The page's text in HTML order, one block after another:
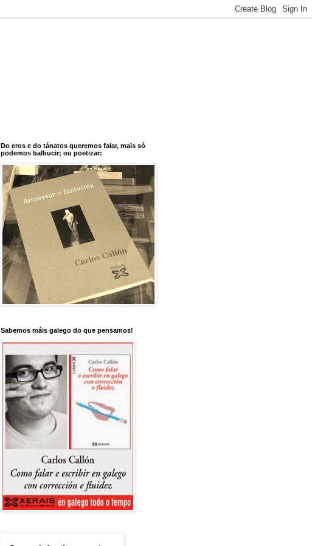
Do eros e do tánatos queremos falar, mais só
podemos balbucir; ou poetizar:
Sabemos máis galego do que pensamos!